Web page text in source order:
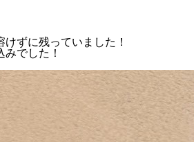
ずに残っていました！
でした！